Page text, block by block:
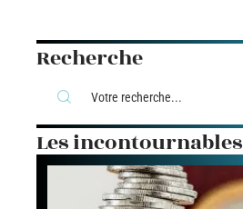
Recherche
Les incontournables